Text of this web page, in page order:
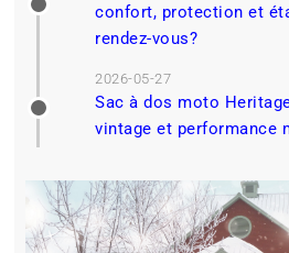
confort, protection et
rendez-vous?
2026-05-27
Sac à dos moto
vintage et performance